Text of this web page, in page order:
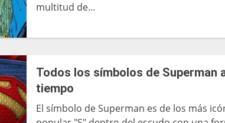
multitud de...
Todos los símbolos de Superman
tiempo
El símbolo de Superman es de los más